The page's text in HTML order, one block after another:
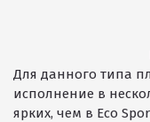
Для данного типа
исполнение в
ярких, чем в Eco